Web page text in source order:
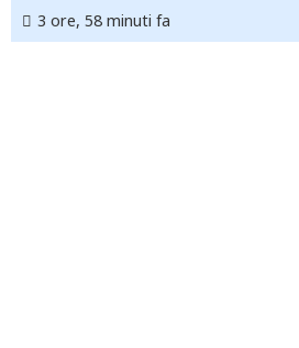
3 ore, 58 minuti fa